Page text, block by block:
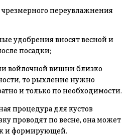
переувлажнения
удобрения вносят весной и
посадки;
войлочной вишни близко
то рыхление нужно
и только по необходимости.
процедура для кустов
проводят по весне, она может
и формирующей.